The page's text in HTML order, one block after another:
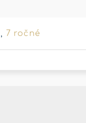
, 7 ročné